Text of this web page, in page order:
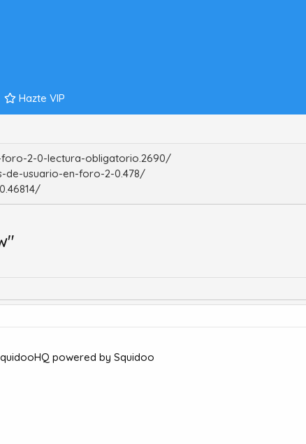
Hazte VIP
2-0-lectura-obligatorio.2690/
usuario-en-foro-2-0.478/
powered by Squidoo